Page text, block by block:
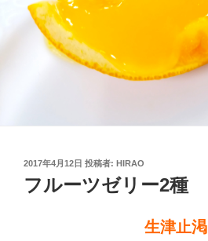
投
稿
日:
2017年4月12日 投稿者: HIRAO
フルーツゼリー2種
生津止渇